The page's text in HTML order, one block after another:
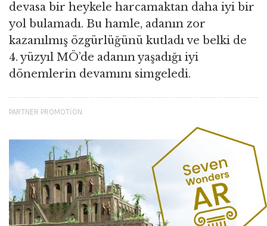
devasa bir heykele harcamaktan daha iyi bir
yol bulamadı. Bu hamle, adanın zor
kazanılmış özgürlüğünü kutladı ve belki de
4. yüzyıl MÖ’de adanın yaşadığı iyi
dönemlerin devamını simgeledi.
PARTNER PROMOTION